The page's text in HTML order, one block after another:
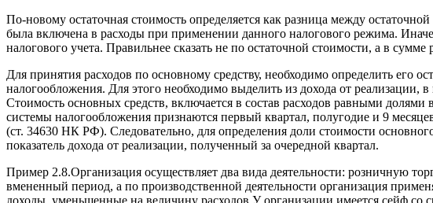
По-новому остаточная стоимость определяется как разница между
была включена в расходы при применении данного налогового режима.
налогового учета. Правильнее сказать не по остаточной стоимости, а в
Для принятия расходов по основному средству, необходимо определить его
налогообложения. Для этого необходимо выделить из дохода от
Стоимость основных средств, включается в состав расходов равными
системы налогообложения признаются первый квартал, полугодие и 9
(ст. 34630 НК РФ). Следовательно, для определения доли стоимости
показатель дохода от реализации, полученный за очередной квартал.
Пример 2.8.Организация осуществляет два вида деятельности: розничную
вмененный период, а по производственной деятельности организация
доходы, уменьшенные на величину расходов.У организации имеется сейф со